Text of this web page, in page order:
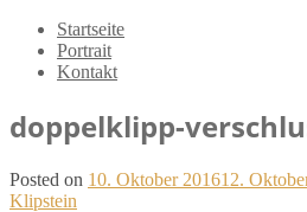
Startseite
Portrait
Kontakt
doppelklipp-
Posted on 10. Oktober 201612.
Klipstein